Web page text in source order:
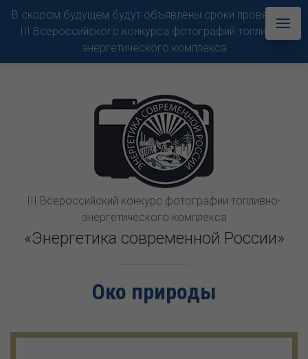
В скором будущем будут объявлены сроки проведения
III Всероссийского конкурса фотографий топливно-
энергетического комплекса
III Всероссийский конкурс фотографии топливно-
энергетического комплекса
«Энергетика современной России»
Око природы